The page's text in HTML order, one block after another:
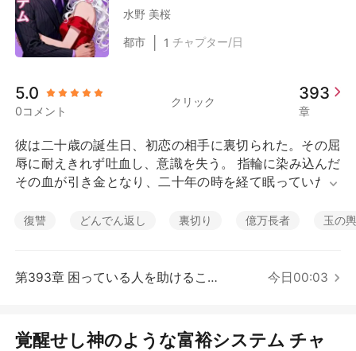
ログアウトします
検索
恋愛
人狼
マフィア
短編傑作
水野 美桜
都市 1 チャプター/日
5.0
0コメント
クリック 393
章
彼は二十歳の誕生日、初恋の相手に裏切られた。その屈
辱に耐えきれず吐血し、意識を失う。 指輪に染み込んだ
その血が引き金となり、二十年の時を経て眠っていた一
動させることに成功する。
投資界の巨頭、ビジネス界の巨人へと変貌を遂げ、つい
復讐 どんでん返し 裏切り 億万長者 玉の
第393章 困っている人を助けることを拒否する？ 今日00:03
覚醒せし神のような富裕システム チャ